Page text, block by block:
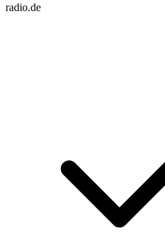
radio.de